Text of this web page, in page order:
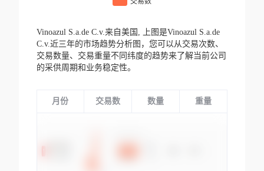
Vinoazul S.a.de C.v.来自美国,
上图是Vinoazul S.a.de
C.v.近三年的市场趋势分析图，您可以从交易次数、
交易数量、交易重量不同纬度的趋势来了解当前公司
的采供周期和业务稳定性。
月份 交易数 数量 重量